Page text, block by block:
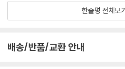
한줄평 전체보기
배송/반품/교환 안내